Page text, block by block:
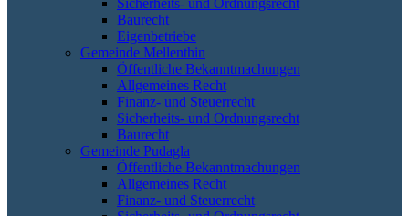
Sicherheits- und Ordnungsrecht
Baurecht
Eigenbetriebe
Gemeinde Mellenthin
Öffentliche Bekanntmachungen
Allgemeines Recht
Finanz- und Steuerrecht
Sicherheits- und Ordnungsrecht
Baurecht
Gemeinde Pudagla
Öffentliche Bekanntmachungen
Allgemeines Recht
Finanz- und Steuerrecht